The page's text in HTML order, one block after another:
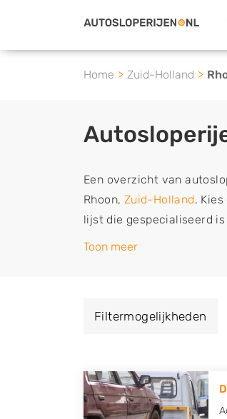
Home Zuid-Holland
Een overzicht van
Rhoon, Zuid-Holland.
lijst die gespecialiseerd
sloopauto onderdelen of
of deze liever laten
Zoekt u liever naar een
hier alle bedrijven in
Toon meer
Filtermogelijkheden